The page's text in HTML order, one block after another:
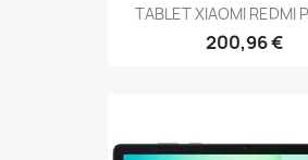
TABLET XIAOMI REDMI
200,96 €